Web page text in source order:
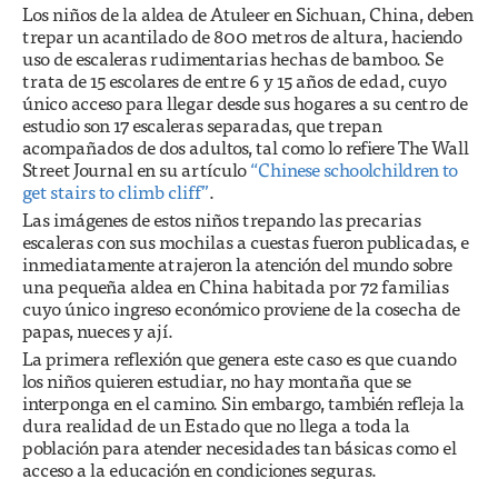
Los niños de la aldea de Atuleer en Sichuan, China, deben
trepar un acantilado de 800 metros de altura, haciendo
uso de escaleras rudimentarias hechas de bamboo. Se
trata de 15 escolares de entre 6 y 15 años de edad, cuyo
único acceso para llegar desde sus hogares a su centro de
estudio son 17 escaleras separadas, que trepan
acompañados de dos adultos, tal como lo refiere The Wall
Street Journal en su artículo“Chinese schoolchildren to
get stairs to climb cliff”.
Las imágenes de estos niños trepando las precarias
escaleras con sus mochilas a cuestas fueron publicadas, e
inmediatamente atrajeron la atención del mundo sobre
una pequeña aldea en China habitada por 72 familias
cuyo único ingreso económico proviene de la cosecha de
papas, nueces y ají.
La primera reflexión que genera este caso es que cuando
los niños quieren estudiar, no hay montaña que se
interponga en el camino. Sin embargo, también refleja la
dura realidad de un Estado que no llega a toda la
población para atender necesidades tan básicas como el
acceso a la educación en condiciones seguras.